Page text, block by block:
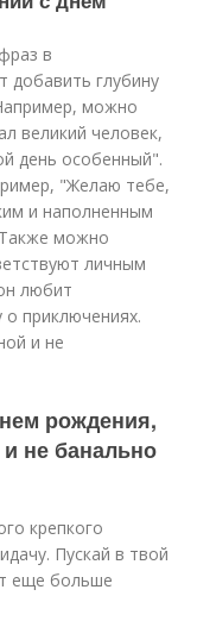
в
добавить глубину
можно
великий человек,
день особенный".
"Желаю тебе,
и наполненным
можно
личным
любит
приключениях.
и не
рождения,
не банально
крепкого
Пускай в твой
еще больше